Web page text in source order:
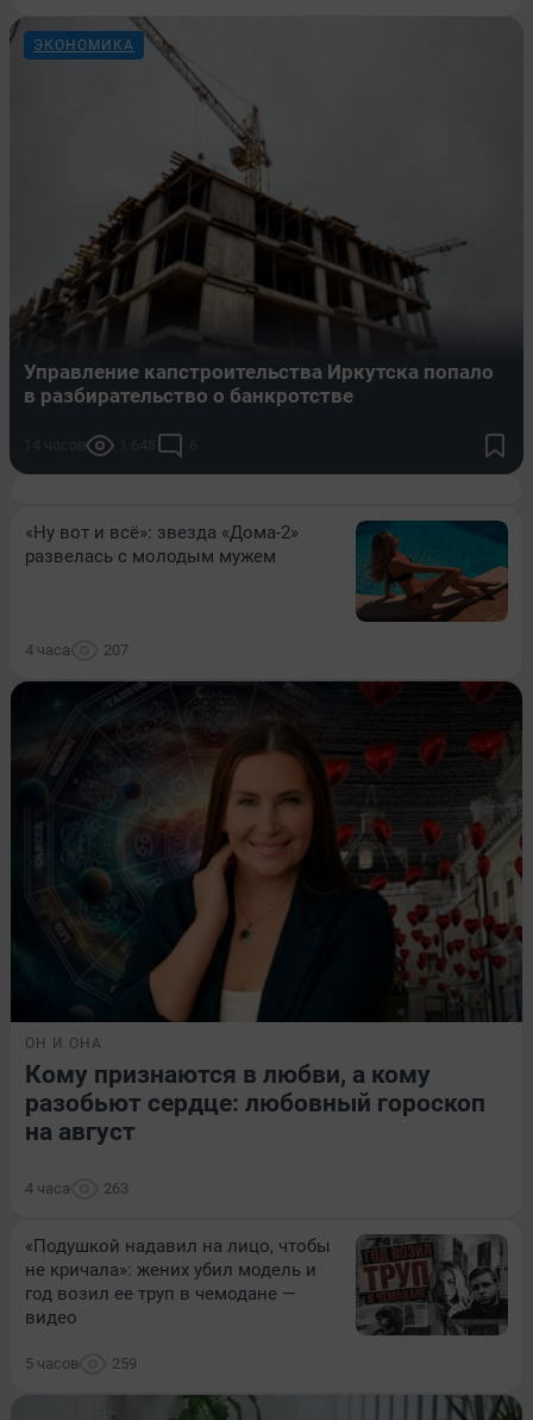
ЭКОНОМИКА
Управление капстроительства Иркутска попало
в разбирательство о банкротстве
«Ну вот и всё»: звезда «Дома-2»
развелась с молодым мужем
4 часа 207
ОН И ОНА
Кому признаются в любви, а кому
разобьют сердце: любовный гороскоп
на август
4 часа 263
«Подушкой надавил на лицо, чтобы
не кричала»: жених убил модель и
год возил ее труп в чемодане —
видео
5 часов 259